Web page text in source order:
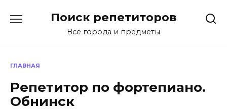
Поиск репетиторов
Все города и предметы
ГЛАВНАЯ
Репетитор по фортепиано.
Обнинск